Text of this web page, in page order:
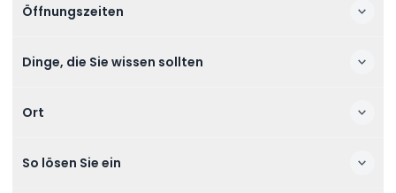
Öffnungszeiten
Dinge, die Sie wissen sollten
Ort
So lösen Sie ein